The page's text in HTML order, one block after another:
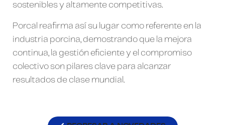
sostenibles y altamente competitivas.
Porcal reafirma así su lugar como referente en la
industria porcina, demostrando que la mejora
continua, la gestión eficiente y el compromiso
colectivo son pilares clave para alcanzar
resultados de clase mundial.